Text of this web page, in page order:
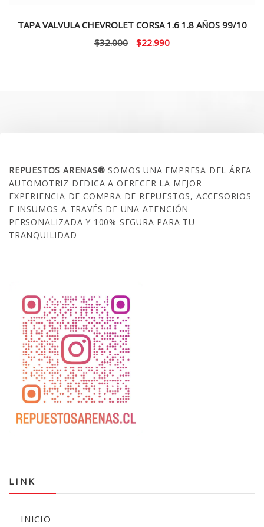
TAPA VALVULA CHEVROLET CORSA 1.6 1.8 AÑOS 99/10
$32.000
El
$22.990El
REPUESTOS ARENAS®SOMOS UNA EMPRESA DEL ÁREA
AUTOMOTRIZ DEDICA A OFRECER LA MEJOR
EXPERIENCIA DE COMPRA DE REPUESTOS, ACCESORIOS
E INSUMOS A TRAVÉS DE UNA ATENCIÓN
PERSONALIZADA Y 100% SEGURA PARA TU
TRANQUILIDAD
LINK
INICIO